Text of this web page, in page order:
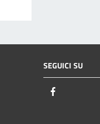
SEGUICI SU